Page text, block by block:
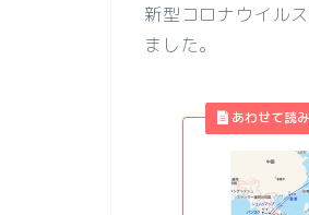
新型コロナウイル
ました。